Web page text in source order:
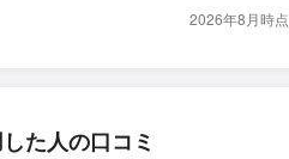
2026年8月時点
た人の口コミ